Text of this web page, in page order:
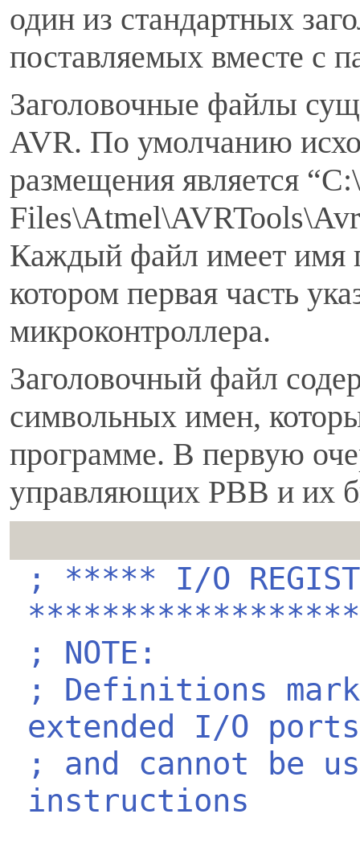
один из стандартных
поставляемых вместе с
Заголовочные файлы
AVR. По умолчанию
размещения является
Каждый файл имеет имя
котором первая часть
микроконтроллера.
Заголовочный файл
символьных имен,
программе. В первую
управляющих РВВ и их
; ***** I/O
; NOTE:
; Definitions
extended I/O ports
; and cannot be
instructions